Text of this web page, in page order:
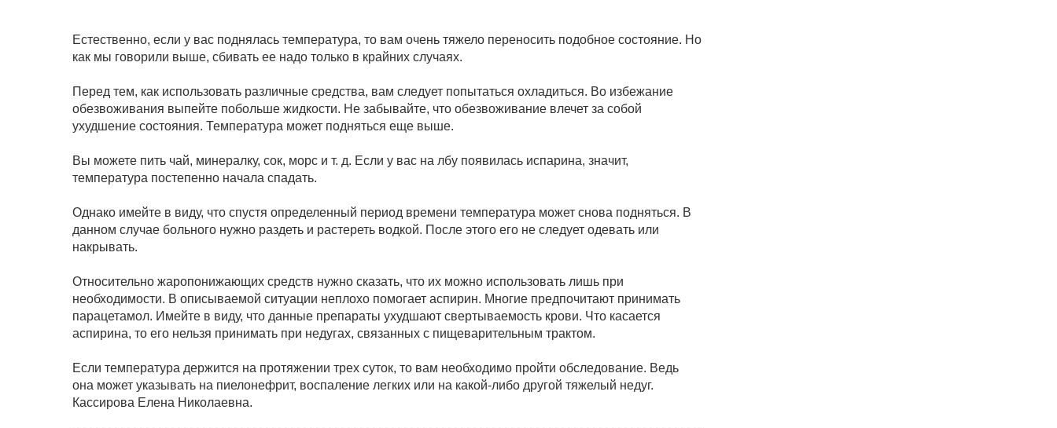
Естественно, если у вас поднялась температура, то вам очень тяжело переносить подобное состояние. Но
как мы говорили выше, сбивать ее надо только в крайних случаях.
Перед тем, как использовать различные средства, вам следует попытаться охладиться. Во избежание
обезвоживания выпейте побольше жидкости. Не забывайте, что обезвоживание влечет за собой
ухудшение состояния. Температура может подняться еще выше.
Вы можете пить чай, минералку, сок, морс и т. д. Если у вас на лбу появилась испарина, значит,
температура постепенно начала спадать.
Однако имейте в виду, что спустя определенный период времени температура может снова подняться. В
данном случае больного нужно раздеть и растереть водкой. После этого его не следует одевать или
накрывать.
Относительно жаропонижающих средств нужно сказать, что их можно использовать лишь при
необходимости. В описываемой ситуации неплохо помогает аспирин. Многие предпочитают принимать
парацетамол. Имейте в виду, что данные препараты ухудшают свертываемость крови. Что касается
аспирина, то его нельзя принимать при недугах, связанных с пищеварительным трактом.
Если температура держится на протяжении трех суток, то вам необходимо пройти обследование. Ведь
она может указывать на пиелонефрит, воспаление легких или на какой-либо другой тяжелый недуг.
Кассирова Елена Николаевна.